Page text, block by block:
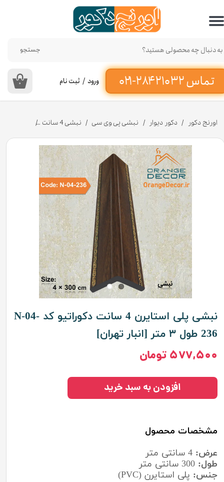
تماس ۳۲ ۲۱۰ ۲۸۴-۰۲۱‌
جستجو
۰ ورود / ثبت نام
حساب کاربری من
تغییر گذر واژه
سفارشات
خروج از حساب کاربری
اورنج دکور دکور دیوار نبشی پی وی سی نبشی 4 سانت
نبشی پلی استایرن 4 سانت دکوراتیو کد N-04-
236 طول ۳ متر [انبار تهران]
۵۷۷,۵۰۰ تومان
مشخصات محصول
عرض: 4 سانتی متر
طول: 300 سانتی متر
جنس: پلی استایرن (PVC)
افزودن به سبد خرید